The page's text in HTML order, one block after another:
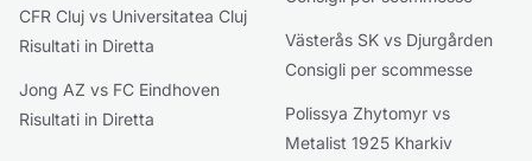
CFR Cluj vs Universitatea Cluj
Risultati in Diretta
Jong AZ vs FC Eindhoven
Risultati in Diretta
Västerås SK vs Djurgården
Consigli per scommesse
Polissya Zhytomyr vs
Metalist 1925 Kharkiv